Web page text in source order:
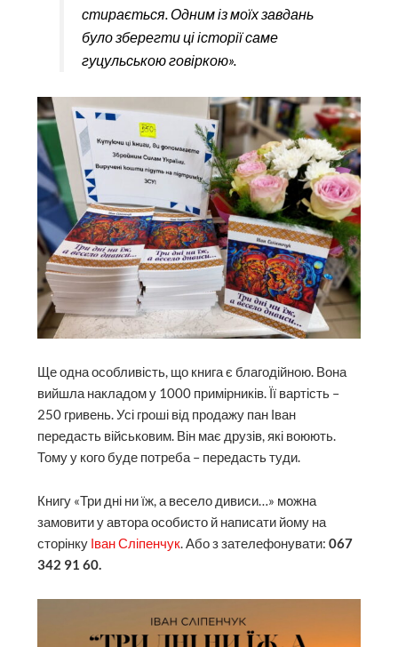
стирається. Одним із моїх завдань
було зберегти ці історії саме
гуцульською говіркою».
Ще одна особливість, що книга є благодійною. Вона
вийшла накладом у 1000 примірників. Її вартість –
250 гривень. Усі гроші від продажу пан Іван
передасть військовим. Він має друзів, які воюють.
Тому у кого буде потреба – передасть туди.
Книгу «Три дні ни їж, а весело дивиси…» можна
замовити у автора особисто й написати йому на
сторінку Іван Сліпенчук. Або з зателефонувати:067
342 91 60.